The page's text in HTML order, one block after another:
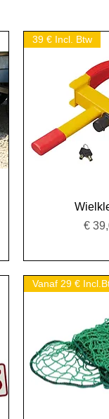
Snel
39 € Incl. Btw
Prijs
€
Vanaf 29 €